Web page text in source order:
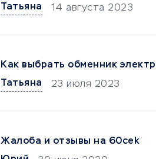
Татьяна
14 августа 2023
Как выбрать обменник
Татьяна
23 июля 2023
Жалоба и отзывы на 60cek